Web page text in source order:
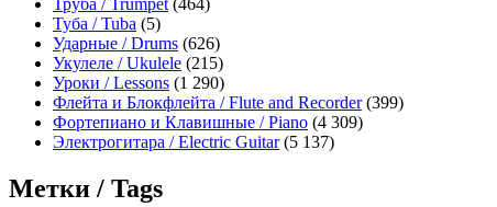
Труба / Trumpet (464)
Туба / Tuba (5)
Ударные / Drums (626)
Укулеле / Ukulele (215)
Уроки / Lessons (1 290)
Флейта и Блокфлейта / Flute and Recorder(399)
Фортепиано и Клавишные / Piano (4 309)
Электрогитара / Electric Guitar(5 137)
Метки / Tags